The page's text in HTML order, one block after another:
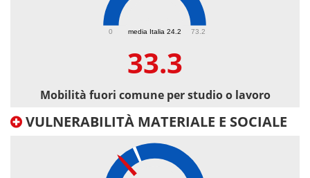
media Italia 24.2
0 73.2
33.3
Mobilità fuori comune per studio o lavoro
VULNERABILITÀ MATERIALE E SOCIALE